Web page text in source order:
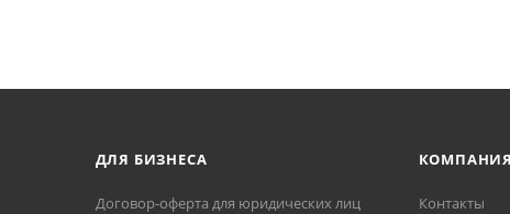
ДЛЯ БИЗНЕСА
Договор-оферта для юридических лиц
КОМПАНИЯ
Контакты